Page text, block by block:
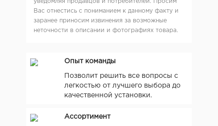
уведомляя продавцов и потребителей. Просим
Вас отнестись с пониманием к данному факту и
заранее приносим извинения за возможные
неточности в описании и фотографиях товара.
Опыт команды
Позволит решить все вопросы с
легкостью от лучшего выбора до
качественной установки.
Ассортимент